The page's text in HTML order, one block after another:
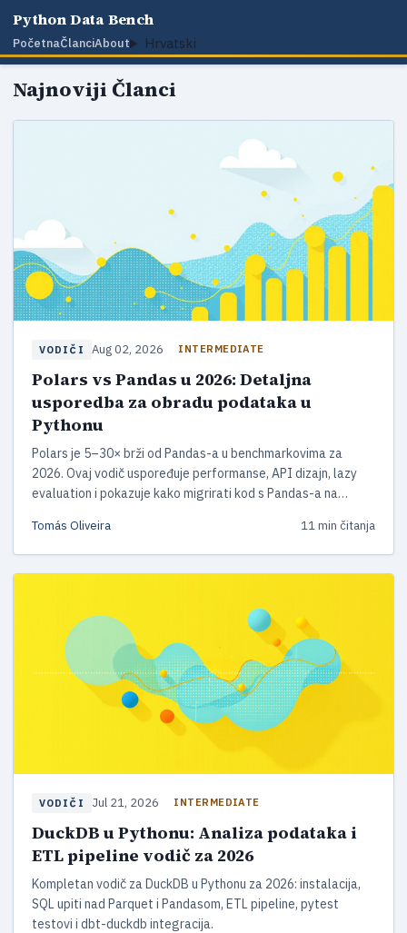
Python Data Bench
PočetnaČlanciAbout Hrvatski
Najnoviji Članci
VODIČI Aug 02, 2026 INTERMEDIATE
Polars vs Pandas u 2026: Detaljna
usporedba za obradu podataka u
Pythonu
Polars je 5–30× brži od Pandas-a u benchmarkovima za
2026. Ovaj vodič uspoređuje performanse, API dizajn, lazy
evaluation i pokazuje kako migrirati kod s Pandas-a na
Tomás Oliveira 11 min čitanja
VODIČI Jul 21, 2026 INTERMEDIATE
DuckDB u Pythonu: Analiza podataka i
ETL pipeline vodič za 2026
Kompletan vodič za DuckDB u Pythonu za 2026: instalacija,
SQL upiti nad Parquet i Pandasom, ETL pipeline, pytest
testovi i dbt-duckdb integracija.